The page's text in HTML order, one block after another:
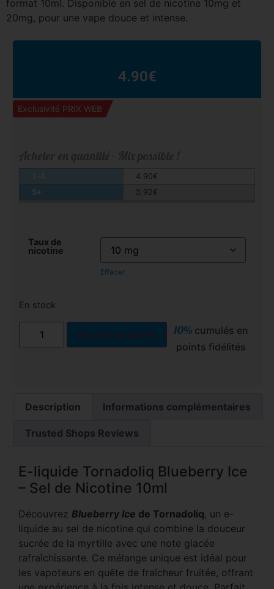
format 10ml. Disponible en sel de nicotine 10mg et
20mg, pour une vape douce et intense.
4.90€
Exclusivité PRIX WEB
4.90€
5+
3.92€
Taux de
nicotine
Effacer
En stock
Ajouter au panier 10% cumulés en
points fidélités
Description Informations complémentaires
Trusted Shops Reviews
E-liquide Tornadoliq Blueberry Ice
– Sel de Nicotine 10ml
Découvrez Blueberry Ice de Tornadoliq, un e-
liquide au sel de nicotine qui combine la douceur
sucrée de la myrtille avec une note glacée
rafraîchissante. Ce mélange unique est idéal pour
les vapoteurs en quête de fraîcheur fruitée, offrant